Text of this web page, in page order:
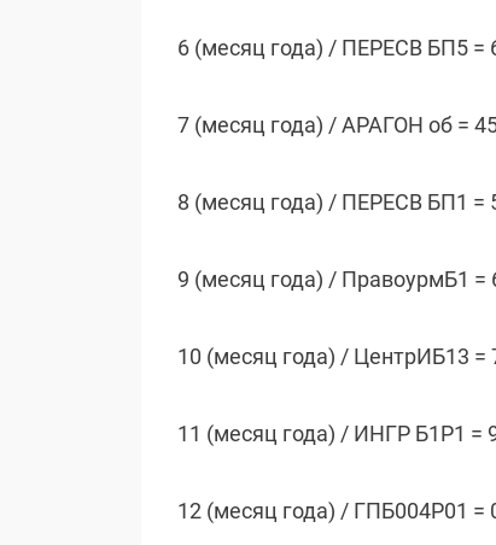
6 (месяц года) / ПЕРЕСВ БП5 =
7 (месяц года) / АРАГОН об =
8 (месяц года) / ПЕРЕСВ БП1 =
9 (месяц года) / ПравоурмБ1 =
10 (месяц года) / ЦентрИБ13 =
11 (месяц года) / ИНГР Б1P1 =
12 (месяц года) / ГПБ004Р01 =